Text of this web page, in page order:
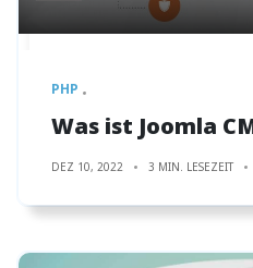
PHP
Was ist Joomla
DEZ 10, 2022 3 MIN. LESEZEIT